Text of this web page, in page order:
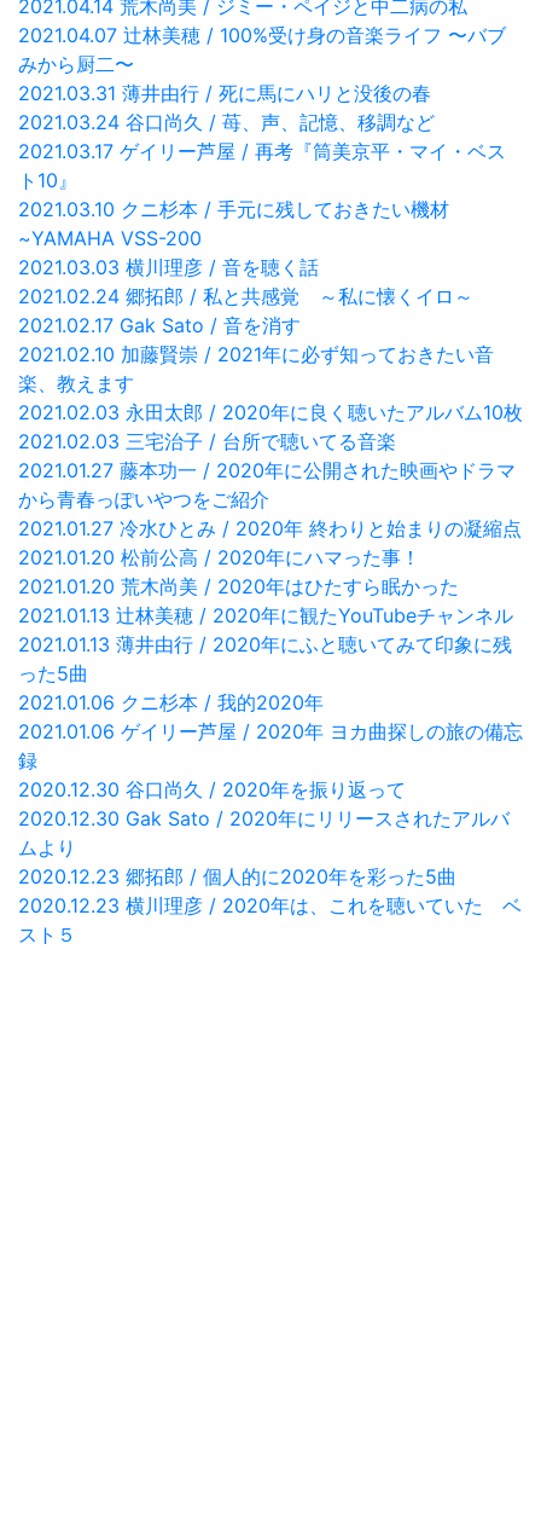
2021.04.14 荒木尚美 / ジミー・ペイジと中二病の私
2021.04.07 辻林美穂 / 100%受け身の音楽ライフ 〜バブ
みから厨二〜
2021.03.31 薄井由行 / 死に馬にハリと没後の春
2021.03.24 谷口尚久 / 苺、声、記憶、移調など
2021.03.17 ゲイリー芦屋 / 再考『筒美京平・マイ・ベス
ト10』
2021.03.10 クニ杉本 / 手元に残しておきたい機材
~YAMAHA VSS-200
2021.03.03 横川理彦 / 音を聴く話
2021.02.24 郷拓郎 / 私と共感覚 ～私に懐くイロ～
2021.02.17 Gak Sato / 音を消す
2021.02.10 加藤賢崇 / 2021年に必ず知っておきたい音
楽、教えます
2021.02.03 永田太郎 / 2020年に良く聴いたアルバム10枚
2021.02.03 三宅治子 / 台所で聴いてる音楽
2021.01.27 藤本功一 / 2020年に公開された映画やドラマ
から青春っぽいやつをご紹介
2021.01.27 冷水ひとみ / 2020年 終わりと始まりの凝縮点
2021.01.20 松前公高 / 2020年にハマった事！
2021.01.20 荒木尚美 / 2020年はひたすら眠かった
2021.01.13 辻林美穂 / 2020年に観たYouTubeチャンネル
2021.01.13 薄井由行 / 2020年にふと聴いてみて印象に残
った5曲
2021.01.06 クニ杉本 / 我的2020年
2021.01.06 ゲイリー芦屋 / 2020年 ヨカ曲探しの旅の備忘
録
2020.12.30 谷口尚久 / 2020年を振り返って
2020.12.30 Gak Sato / 2020年にリリースされたアルバ
ムより
2020.12.23 郷拓郎 / 個人的に2020年を彩った5曲
2020.12.23 横川理彦 / 2020年は、これを聴いていた ベ
スト５